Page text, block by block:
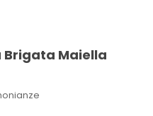
Brigata Maiella